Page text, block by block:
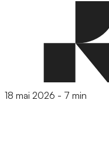
18 mai 2026 - 7 min